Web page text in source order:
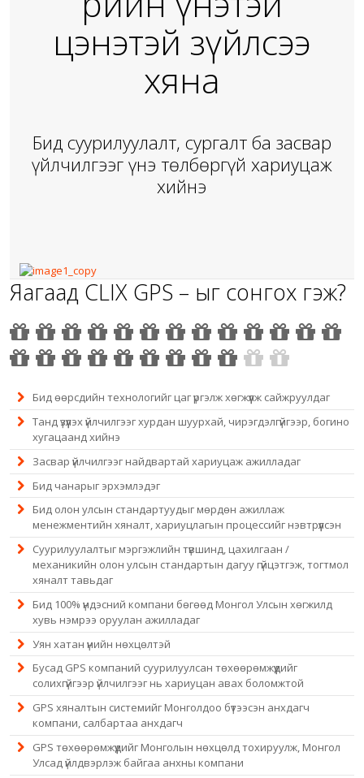
цэнэтэй зүйлсээ
хяна
Бид суурилуулалт, сургалт ба засвар
үйлчилгээг үнэ төлбөргүй хариуцаж
хийнэ
Яагаад CLIX GPS – ыг сонгох гэж?
Бид өөрсдийн технологийг цаг үргэлж хөгжүүлж сайжруулдаг
Танд үзүүлэх үйлчилгээг хурдан шуурхай, чирэгдэлгүйгээр, богино
хугацаанд хийнэ
Засвар үйлчилгээг найдвартай хариуцаж ажилладаг
Бид чанарыг эрхэмлэдэг
Бид олон улсын стандартуудыг мөрдөн ажиллаж
менежментийн хяналт, хариуцлагын процессийг нэвтрүүлсэн
Суурилуулалтыг мэргэжлийн түвшинд, цахилгаан /
механикийн олон улсын стандартын дагуу гүйцэтгэж, тогтмол
хяналт тавьдаг
Бид 100% үндэсний компани бөгөөд Монгол Улсын хөгжилд
хувь нэмрээ оруулан ажилладаг
Уян хатан үнийн нөхцөлтэй
Бусад GPS компаний суурилуулсан төхөөрөмжүүдийг
солихгүйгээр үйлчилгээг нь хариуцан авах боломжтой
GPS хяналтын системийг Монголдоо бүтээсэн анхдагч
компани, салбартаа анхдагч
GPS төхөөрөмжүүдийг Монголын нөхцөлд тохируулж, Монгол
Улсад үйлдвэрлэж байгаа анхны компани